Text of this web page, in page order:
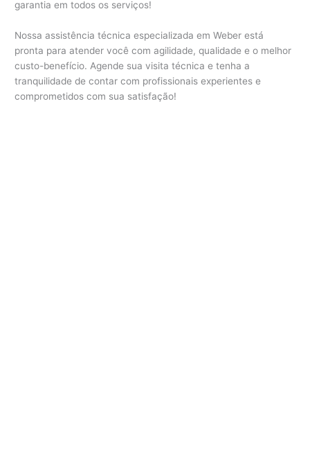
garantia em todos os serviços!
Nossa assistência técnica especializada em Weber está
pronta para atender você com agilidade, qualidade e o melhor
custo-benefício. Agende sua visita técnica e tenha a
tranquilidade de contar com profissionais experientes e
comprometidos com sua satisfação!